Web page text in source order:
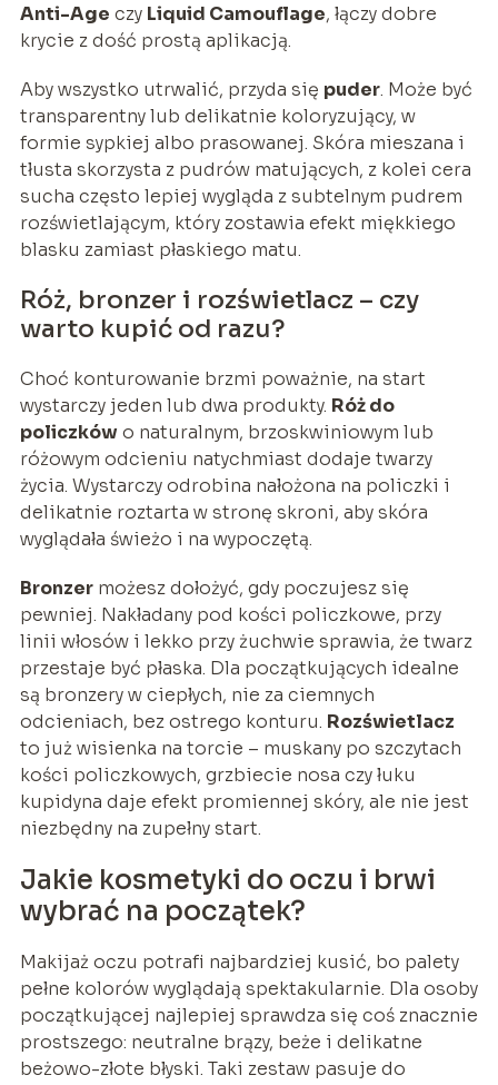
Anti-Age czy Liquid Camouflage, łączy dobre
krycie z dość prostą aplikacją.
Aby wszystko utrwalić, przyda się puder. Może być
transparentny lub delikatnie koloryzujący, w
formie sypkiej albo prasowanej. Skóra mieszana i
tłusta skorzysta z pudrów matujących, z kolei cera
sucha często lepiej wygląda z subtelnym pudrem
rozświetlającym, który zostawia efekt miękkiego
blasku zamiast płaskiego matu.
Róż, bronzer i rozświetlacz – czy
warto kupić od razu?
Choć konturowanie brzmi poważnie, na start
wystarczy jeden lub dwa produkty. Róż do
policzkówo naturalnym, brzoskwiniowym lub
różowym odcieniu natychmiast dodaje twarzy
życia. Wystarczy odrobina nałożona na policzki i
delikatnie roztarta w stronę skroni, aby skóra
wyglądała świeżo i na wypoczętą.
Bronzermożesz dołożyć, gdy poczujesz się
pewniej. Nakładany pod kości policzkowe, przy
linii włosów i lekko przy żuchwie sprawia, że twarz
przestaje być płaska. Dla początkujących idealne
są bronzery w ciepłych, nie za ciemnych
odcieniach, bez ostrego konturu. Rozświetlacz
to już wisienka na torcie – muskany po szczytach
kości policzkowych, grzbiecie nosa czy łuku
kupidyna daje efekt promiennej skóry, ale nie jest
niezbędny na zupełny start.
Jakie kosmetyki do oczu i brwi
wybrać na początek?
Makijaż oczu potrafi najbardziej kusić, bo palety
pełne kolorów wyglądają spektakularnie. Dla osoby
początkującej najlepiej sprawdza się coś znacznie
prostszego: neutralne brązy, beże i delikatne
beżowo-złote błyski. Taki zestaw pasuje do